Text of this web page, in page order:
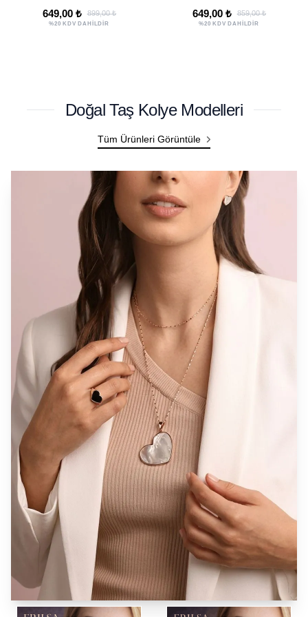
Korunma Doğal Taş
Bilekliği - Ayarlamalı
649,00 ₺ 859,00 ₺
%20 KDV DAHİLDİR
Korunma Doğal Taş
Bilekliği
649,00 ₺ 799,00 ₺
%20 KDV DAHİLDİR
Doğal Taş Kolye Modelleri
Tüm Ürünleri Görüntüle